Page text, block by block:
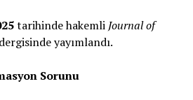
tarihinde hakemli Journal of
dergisinde yayımlandı.
Sorunu